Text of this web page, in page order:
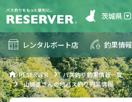
茨城県
レンタルボート店 釣果情報
RESERVER
バス釣り釣果情報一覧
山猫進さんの地バス釣り釣果情報